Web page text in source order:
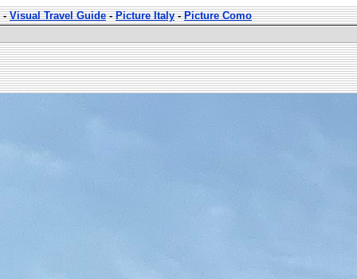
-Visual Travel Guide-Picture Italy-Picture Como